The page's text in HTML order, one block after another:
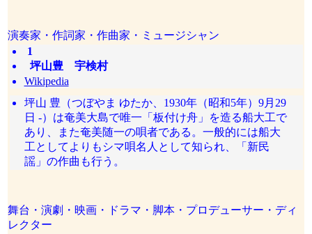
演奏家・作詞家・作曲家・ミュージシャン
1
坪山豊 宇検村
Wikipedia
坪山 豊（つぼやま ゆたか、1930年（昭和5年）9月29
日 -）は奄美大島で唯一「板付け舟」を造る船大工で
あり、また奄美随一の唄者である。一般的には船大
工としてよりもシマ唄名人として知られ、「新民
謡」の作曲も行う。
舞台・演劇・映画・ドラマ・脚本・プロデューサー・ディ
レクター